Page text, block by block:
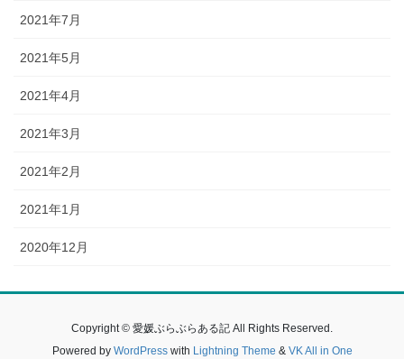
2021年7月
2021年5月
2021年4月
2021年3月
2021年2月
2021年1月
2020年12月
Copyright © 愛媛ぶらぶらある記 All Rights Reserved.
Powered by WordPresswith Lightning Theme & VK All in One